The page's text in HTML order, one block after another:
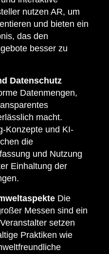
nutzen AR, um
und bieten ein
das den
besser zu
Datenschutz
Datenmengen,
macht.
Konzepte und KI-
die
und Nutzung
Einhaltung der
Die
Messen sind ein
setzen
Praktiken wie